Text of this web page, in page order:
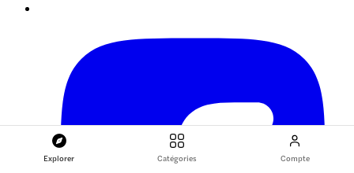
Explorer Catégories Compte